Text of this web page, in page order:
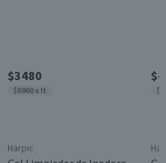
$3480
$6960 x lt
Harpic